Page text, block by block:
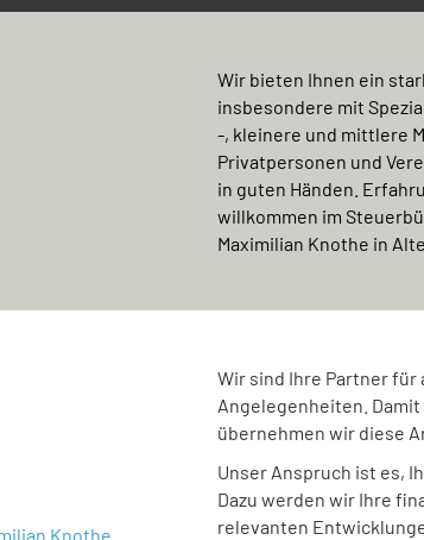
Wir bieten Ihnen ein
insbesondere mit
-, kleinere und mittlere
Privatpersonen und
in guten Händen.
willkommen im
Maximilian Knothe in
Wir sind Ihre Partner
Angelegenheiten.
übernehmen wir diese
Unser Anspruch ist es,
Dazu werden wir Ihre
relevanten